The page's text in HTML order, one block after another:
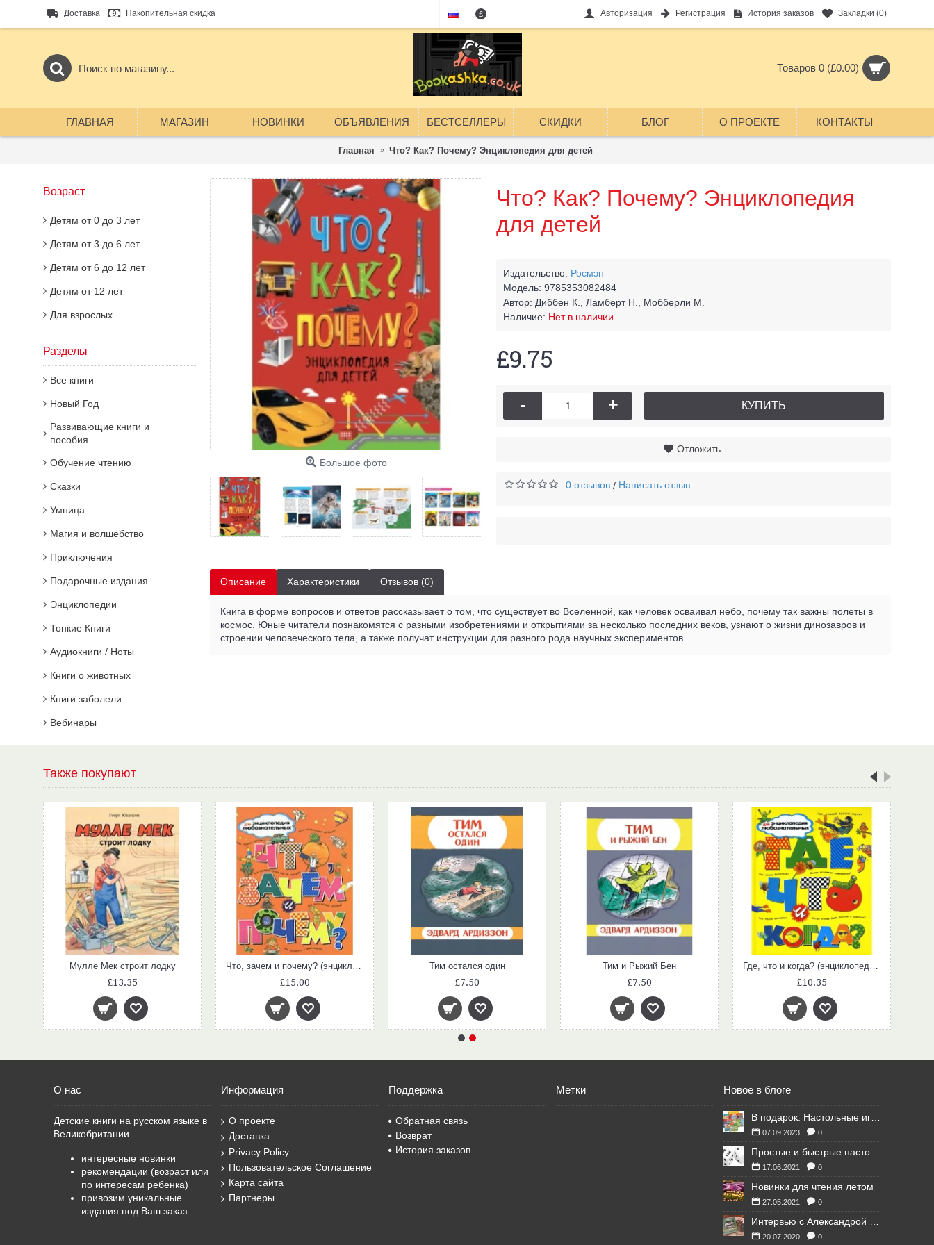
Доставка Накопительная скидка £ Авторизация Регистрация История заказов Закладки (0)
Товаров 0 (£0.00)
ГЛАВНАЯ МАГАЗИН НОВИНКИ ОБЪЯВЛЕНИЯ БЕСТСЕЛЛЕРЫ СКИДКИ БЛОГ О ПРОЕКТЕ КОНТАКТЫ
Главная Что? Как? Почему? Энциклопедия для детей
Возраст
Детям от 0 до 3 лет
Детям от 3 до 6 лет
Детям от 6 до 12 лет
Детям от 12 лет
Для взрослых
Разделы
Все книги
Новый Год
Развивающие книги и
пособия
Обучение чтению
Сказки
Умница
Магия и волшебство
Приключения
Подарочные издания
Энциклопедии
Тонкие Книги
Аудиокниги / Ноты
Книги о животных
Книги заболели
Вебинары
Большое фото
Что? Как? Почему? Энциклопедия
для детей
Издательство: Росмэн
Модель: 9785353082484
Автор: Диббен К., Ламберт Н., Мобберли М.
Наличие: Нет в наличии
£9.75
- + КУПИТЬ
Отложить
0 отзывов / Написать отзыв
Описание Характеристики Отзывов (0)
Книга в форме вопросов и ответов рассказывает о том, что существует во Вселенной, как человек осваивал небо, почему так важны полеты в
космос. Юные читатели познакомятся с разными изобретениями и открытиями за несколько последних веков, узнают о жизни динозавров и
строении человеческого тела, а также получат инструкции для разного рода научных экспериментов.
Также покупают
Мулле Мек строит лодку
£13.35
Что, зачем и почему? (энциклопедия для любознательных)
£15.00
Тим остался один
£7.50
Тим и Рыжий Бен
£7.50
Где, что и когда? (энциклопедия для любознательных)
£10.35
О нас
Детские книги на русском языке в
Великобритании
интересные новинки
рекомендации (возраст или
по интересам ребенка)
привозим уникальные
издания под Ваш заказ
Информация
О проекте
Доставка
Privacy Policy
Пользовательское Соглашение
Карта сайта
Партнеры
Поддержка
Обратная связь
Возврат
История заказов
Метки Новое в блоге
07.09.2023 0
17.06.2021 0
Новинки для чтения летом
27.05.2021 0
20.07.2020 0